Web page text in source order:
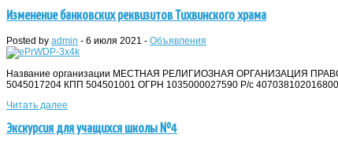
Изменение банковских реквизитов Тихвинского храма
Posted by admin - 6 июля 2021 - Объявления
Название организации МЕСТНАЯ РЕЛИГИОЗНАЯ ОРГАНИЗАЦИЯ
5045017204 КПП 504501001 ОГРН 1035000027590 Р/с
Читать далее
Экскурсия для учащихся школы №4